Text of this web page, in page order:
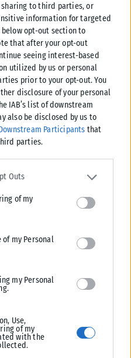
to third parties, or
information for targeted
opt-out section to
that after your opt-out
seeing interest-based
utilized by us or personal
prior to your opt-out. You
disclosure of your personal
IAB’s list of downstream
also be disclosed by us to
Participants that
parties.
one or more Google
information including but not
party tags to use your data
Google consent section.
Outs
of my
my Personal
my Personal
Use,
of my
with the
οι αιτήσεις για
ανεξάρτητα από το
σήμερα, Δευτέρα 10 Αυγούστου, η